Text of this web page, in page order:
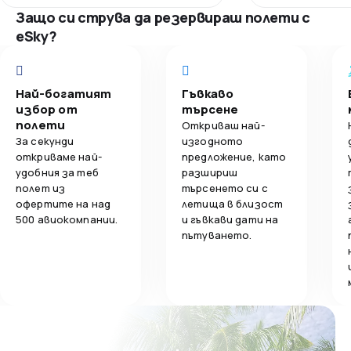
Цени 4,0
Обслужване на багаж
Изхранване 4,0
Защо си струва да резервираш полети с
eSky?
Най-богатият
избор от
полети
За секунди
откриваме най-
удобния за теб
полет из
офертите на над
500 авиокомпании.
Гъвкаво
търсене
Откриваш най-
изгодното
предложение, като
разшириш
търсенето си с
летища в близост
и гъвкави дати на
пътуването.